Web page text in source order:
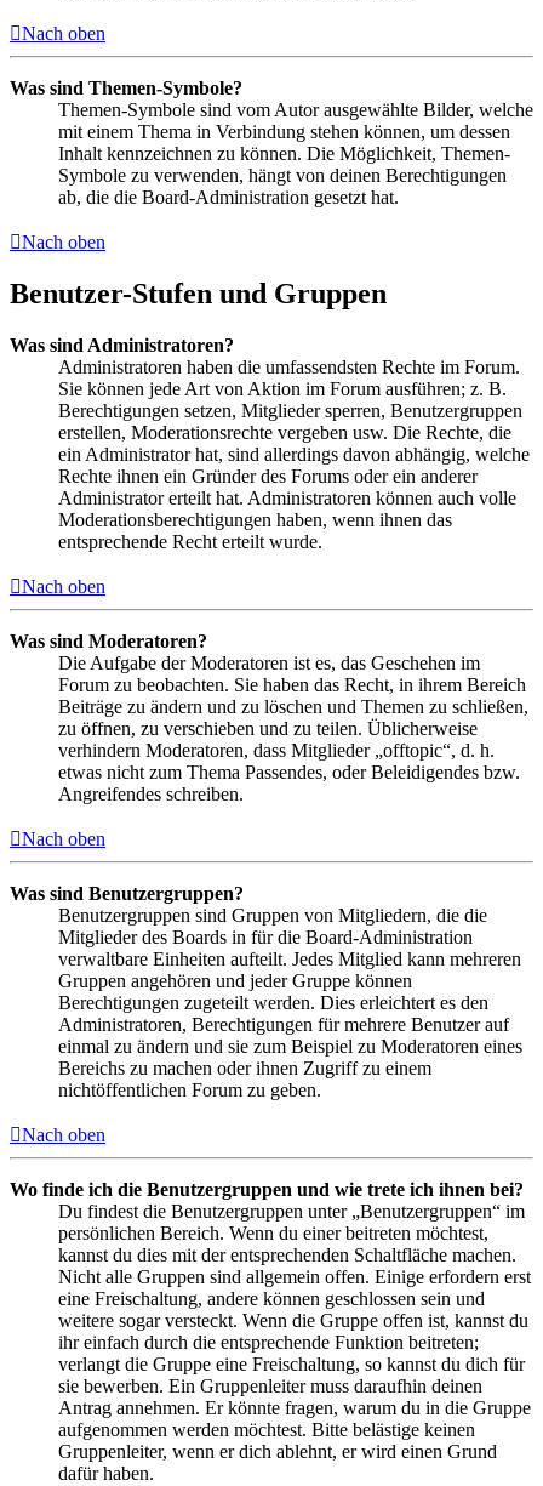
Nach oben
Was sind Themen-Symbole?
Themen-Symbole sind vom Autor ausgewählte Bilder, welche
mit einem Thema in Verbindung stehen können, um dessen
Inhalt kennzeichnen zu können. Die Möglichkeit, Themen-
Symbole zu verwenden, hängt von deinen Berechtigungen
ab, die die Board-Administration gesetzt hat.
Nach oben
Benutzer-Stufen und Gruppen
Was sind Administratoren?
Administratoren haben die umfassendsten Rechte im Forum.
Sie können jede Art von Aktion im Forum ausführen; z. B.
Berechtigungen setzen, Mitglieder sperren, Benutzergruppen
erstellen, Moderationsrechte vergeben usw. Die Rechte, die
ein Administrator hat, sind allerdings davon abhängig, welche
Rechte ihnen ein Gründer des Forums oder ein anderer
Administrator erteilt hat. Administratoren können auch volle
Moderationsberechtigungen haben, wenn ihnen das
entsprechende Recht erteilt wurde.
Nach oben
Was sind Moderatoren?
Die Aufgabe der Moderatoren ist es, das Geschehen im
Forum zu beobachten. Sie haben das Recht, in ihrem Bereich
Beiträge zu ändern und zu löschen und Themen zu schließen,
zu öffnen, zu verschieben und zu teilen. Üblicherweise
verhindern Moderatoren, dass Mitglieder „offtopic“, d. h.
etwas nicht zum Thema Passendes, oder Beleidigendes bzw.
Angreifendes schreiben.
Nach oben
Was sind Benutzergruppen?
Benutzergruppen sind Gruppen von Mitgliedern, die die
Mitglieder des Boards in für die Board-Administration
verwaltbare Einheiten aufteilt. Jedes Mitglied kann mehreren
Gruppen angehören und jeder Gruppe können
Berechtigungen zugeteilt werden. Dies erleichtert es den
Administratoren, Berechtigungen für mehrere Benutzer auf
einmal zu ändern und sie zum Beispiel zu Moderatoren eines
Bereichs zu machen oder ihnen Zugriff zu einem
nichtöffentlichen Forum zu geben.
Nach oben
Wo finde ich die Benutzergruppen und wie trete ich ihnen bei?
Du findest die Benutzergruppen unter „Benutzergruppen“ im
persönlichen Bereich. Wenn du einer beitreten möchtest,
kannst du dies mit der entsprechenden Schaltfläche machen.
Nicht alle Gruppen sind allgemein offen. Einige erfordern erst
eine Freischaltung, andere können geschlossen sein und
weitere sogar versteckt. Wenn die Gruppe offen ist, kannst du
ihr einfach durch die entsprechende Funktion beitreten;
verlangt die Gruppe eine Freischaltung, so kannst du dich für
sie bewerben. Ein Gruppenleiter muss daraufhin deinen
Antrag annehmen. Er könnte fragen, warum du in die Gruppe
aufgenommen werden möchtest. Bitte belästige keinen
Gruppenleiter, wenn er dich ablehnt, er wird einen Grund
dafür haben.